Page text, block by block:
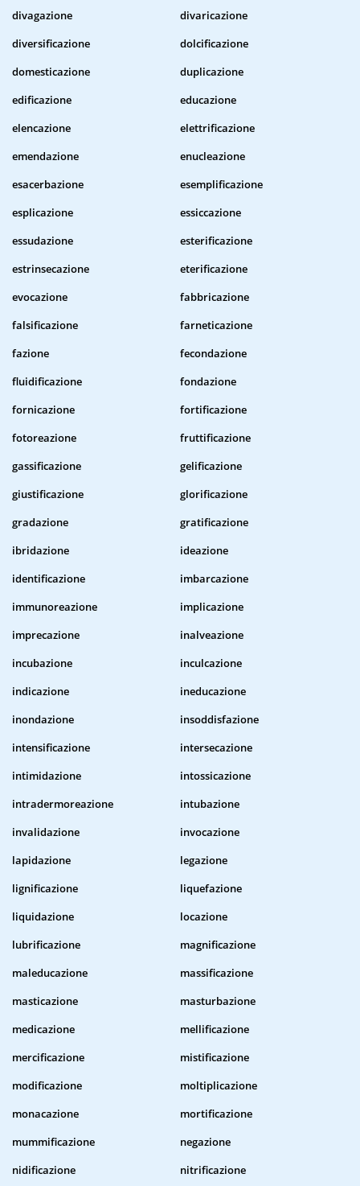
divagazione
divaricazione
diversificazione
dolcificazione
domesticazione
duplicazione
edificazione
educazione
elencazione
elettrificazione
emendazione
enucleazione
esacerbazione
esemplificazione
esplicazione
essiccazione
essudazione
esterificazione
estrinsecazione
eterificazione
evocazione
fabbricazione
falsificazione
farneticazione
fazione
fecondazione
fluidificazione
fondazione
fornicazione
fortificazione
fotoreazione
fruttificazione
gassificazione
gelificazione
giustificazione
glorificazione
gradazione
gratificazione
ibridazione
ideazione
identificazione
imbarcazione
immunoreazione
implicazione
imprecazione
inalveazione
incubazione
inculcazione
indicazione
ineducazione
inondazione
insoddisfazione
intensificazione
intersecazione
intimidazione
intossicazione
intradermoreazione
intubazione
invalidazione
invocazione
lapidazione
legazione
lignificazione
liquefazione
liquidazione
locazione
lubrificazione
magnificazione
maleducazione
massificazione
masticazione
masturbazione
medicazione
mellificazione
mercificazione
mistificazione
modificazione
moltiplicazione
monacazione
mortificazione
mummificazione
negazione
nidificazione
nitrificazione